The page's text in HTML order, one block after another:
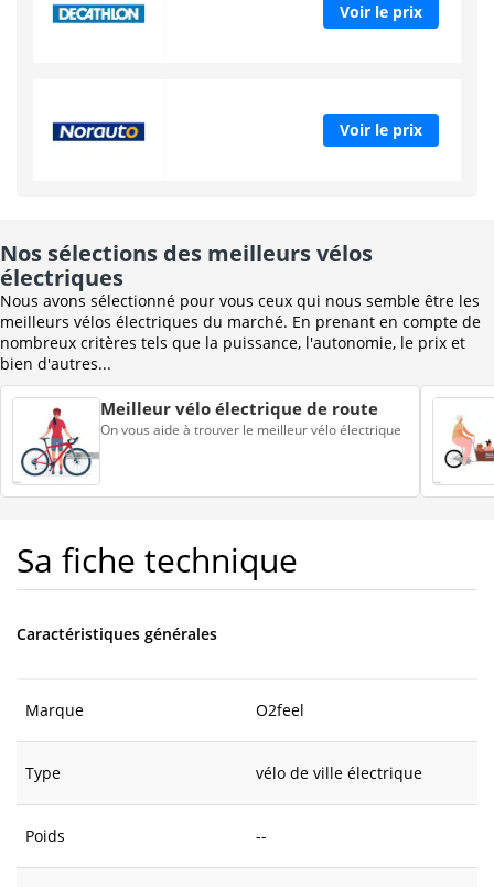
Voir le prix
Voir le prix
Nos sélections des meilleurs vélos
électriques
Nous avons sélectionné pour vous ceux qui nous semble être les
meilleurs vélos électriques du marché. En prenant en compte de
nombreux critères tels que la puissance, l'autonomie, le prix et
bien d'autres...
Meilleur vélo électrique de route
On vous aide à trouver le meilleur vélo électrique
Sa fiche technique
Caractéristiques générales
Marque O2feel
Type vélo de ville électrique
Poids --